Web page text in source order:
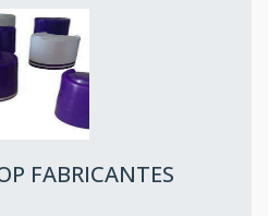
FABRICANTES